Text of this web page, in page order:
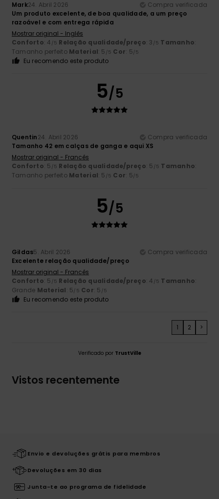
Mark24. Abril 2026
Compra verificada
Um produto excelente, de boa qualidade, a um preço
razoável e com entrega rápida
Mostrar original - Inglês
Conforto: 4 /5 Relação qualidade/preço: 3 /5 Tamanho:
Tamanho perfeito Material: 5 /5 Cor: 5/5
Eu recomendo este produto
5/5
Quentin24. Abril 2026
Compra verificada
Tamanho 42 em calças de ganga e aqui XS
Mostrar original - Francês
Conforto: 5 /5 Relação qualidade/preço: 5 /5 Tamanho:
Tamanho perfeito Material: 5 /5 Cor: 5/5
5/5
Gildas5. Abril 2026
Compra verificada
Excelente relação qualidade/preço
Mostrar original - Francês
Conforto: 5 /5 Relação qualidade/preço: 4 /5 Tamanho:
Grande Material: 5/5 Cor: 5 /5
Eu recomendo este produto
1 2 >
Verificado por TrustVille
Vistos recentemente
Envio e devoluções grátis para membros
Devoluções em 30 dias
Junta-te ao programa de fidelidade